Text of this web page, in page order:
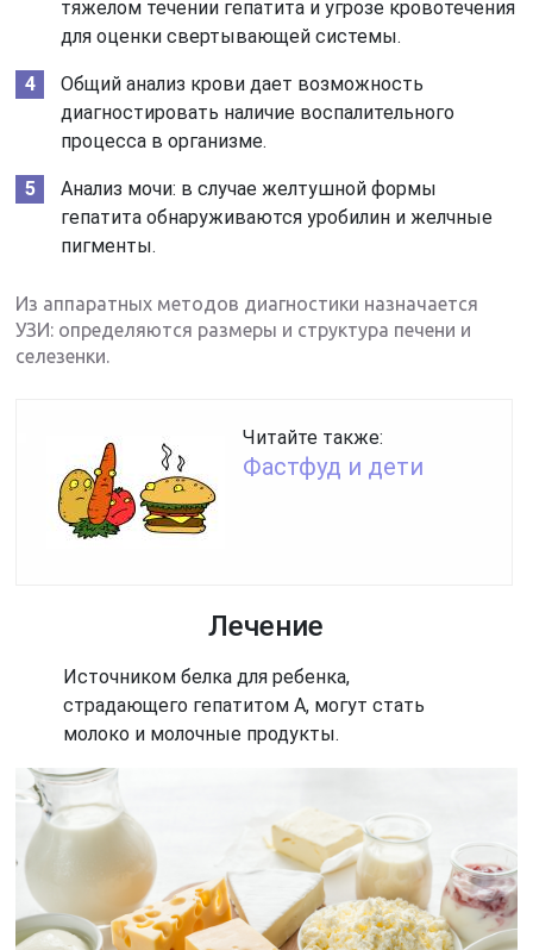
тяжелом течении гепатита и угрозе кровотечения
для оценки свертывающей системы.
Общий анализ крови дает возможность
диагностировать наличие воспалительного
процесса в организме.
Анализ мочи: в случае желтушной формы
гепатита обнаруживаются уробилин и желчные
пигменты.
Из аппаратных методов диагностики назначается
УЗИ: определяются размеры и структура печени и
селезенки.
Читайте также:
Фастфуд и дети
Лечение
Источником белка для ребенка,
страдающего гепатитом А, могут стать
молоко и молочные продукты.